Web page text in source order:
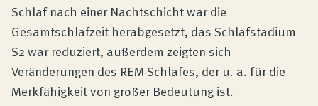
Schlaf nach einer Nachtschicht war die
Gesamtschlafzeit herabgesetzt, das Schlafstadium
S2 war reduziert, außerdem zeigten sich
Veränderungen des REM-Schlafes, der u. a. für die
Merkfähigkeit von großer Bedeutung ist.